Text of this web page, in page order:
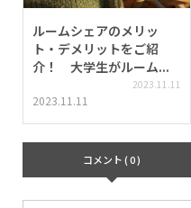
ルームシェアのメリッ
ト・デメリットをご紹
介！ 大学生がルーム...
2023.11.11
2023.11.11
コメント ( 0 )